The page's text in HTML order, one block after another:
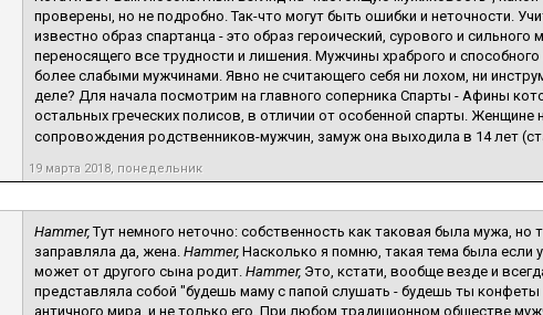
проверены, но не подробно. Так-что могут быть ошибки и неточности.
известно образ спартанца - это образ героический, сурового и
переносящего все трудности и лишения. Мужчины храброго и
более слабыми мужчинами. Явно не считающего себя ни лохом, ни
деле? Для начала посмотрим на главного соперника Спарты - Афины
остальных греческих полисов, в отличии от особенной спарты. Женщине
сопровождения родственников-мужчин, замуж она выходила в 14 лет
19 марта 2018, понедельник
Hammer,Тут немного неточно: собственность как таковая была мужа, но
заправляла да, жена. Hammer, Насколько я помню, такая тема была если
может от другого сына родит. Hammer, Это, кстати, вообще везде и
представляла собой "будешь маму с папой слушать - будешь ты конфеты
античного мира, и не только его. При любом традиционном обществе